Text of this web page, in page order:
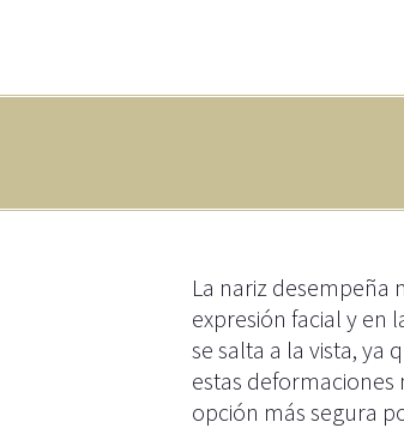
La nariz desempeña
expresión facial y en
se salta a la vista, ya
estas deformaciones
opción más segura